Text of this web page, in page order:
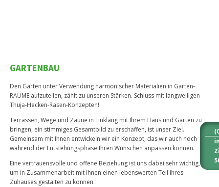
GARTENBAU
Den Garten unter Verwendung harmonischer Materialien in Garten-
RÄUME aufzuteilen, zählt zu unseren Stärken. Schluss mit langweiligen
Thuja-Hecken-Rasen-Konzepten!
Terrassen, Wege und Zäune in Einklang mit Ihrem Haus und Garten zu
bringen, ein stimmiges Gesamtbild zu erschaffen, ist unser Ziel.
Gemeinsam mit Ihnen entwickeln wir ein Konzept, das wir auch noch
während der Entstehungsphase Ihren Wünschen anpassen können.
Eine vertrauensvolle und offene Beziehung ist uns dabei sehr wichtig,
um in Zusammenarbeit mit Ihnen einen lebenswerten Teil Ihres
Zuhauses gestalten zu können.